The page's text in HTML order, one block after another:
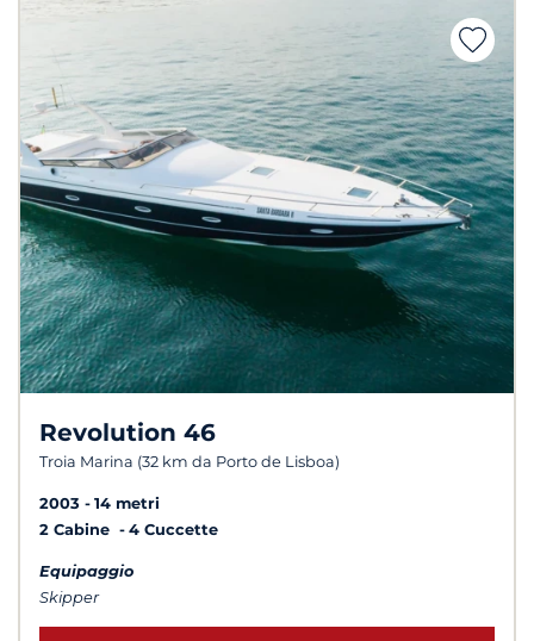
Revolution 46
Troia Marina (32 km da Porto de Lisboa)
2003
14 metri
2 Cabine
4 Cuccette
Equipaggio
Skipper